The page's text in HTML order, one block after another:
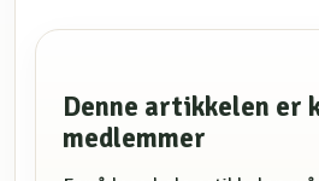
Denne artikkelen er
medlemmer